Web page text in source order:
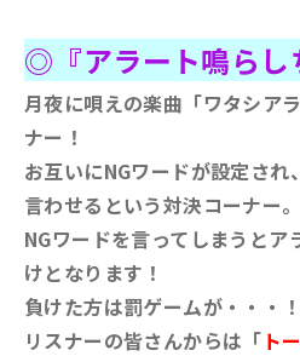
◎『アラート鳴らし
月夜に唄えの楽曲「ワタシア
ナー！
お互いにNGワードが設定さ
言わせるという対決コーナー。
NGワードを言ってしまうとア
けとなります！
負けた方は罰ゲームが・・・！
リスナーの皆さんからは「 ト